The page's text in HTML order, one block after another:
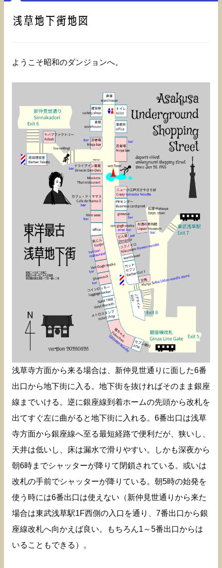
浅草地下街地図
ようこそ昭和のダンジョンへ。
浅草寺方面から来る場合は、新仲見世通りに面した6番
出口から地下街に入る。地下街を抜ければそのまま銀座
線までいける。逆に銀座線到着ホームの先頭から改札を
出てすぐ左に曲がると地下街に入れる。6番出口は浅草
寺方面から銀座線へ至る最短経路で便利だが、狭いし、
天井は低いし、床は漏水で滑りやすい。しかも深夜から
朝6時までシャッターが降りて閉鎖されている。或いは
改札の手前でシャッターが降りている。朝5時の始発を
使う時には6番出口は使えない（新仲見世通りから来た
場合は東武浅草駅1F西側の入口を通り、7番出口から銀
座線改札へ向かえば良い。もちろん1～5番出口からは
いることもできる）。